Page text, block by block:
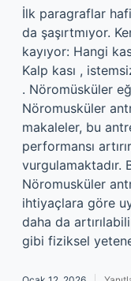
İlk paragraflar
da şaşırtmıyor.
kayıyor: Hangi
Kalp kası ,
. Nöromüsküler
Nöromusküler
makaleler, bu
performansı
vurgulamaktadır.
Nöromusküler
ihtiyaçlara göre
daha da
gibi fiziksel